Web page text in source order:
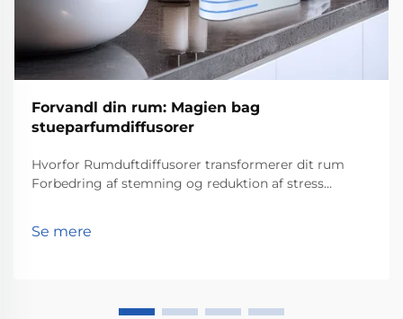
Forvandl din rum: Magien bag
stueparfumdiffusorer
Hvorfor Rumduftdiffusorer transformerer dit rum
Forbedring af stemning og reduktion af stress
psykologer har fundet ud af angående lugters
Se mere